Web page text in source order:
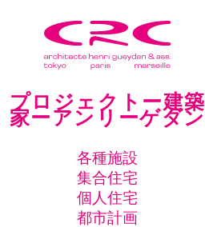
プロジェクトー建築
家ーアンリーゲダン
各種施設
集合住宅
個人住宅
都市計画